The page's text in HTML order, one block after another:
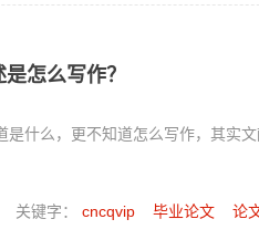
怎么写作？
是什么，更不知道怎么写作，其实
关键字： cncqvip 毕业论文 论